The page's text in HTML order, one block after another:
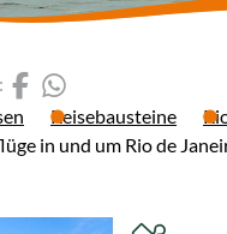
Reisebausteine
in und um Rio de
(Link öffnet